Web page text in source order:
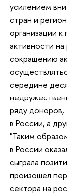
усилением
стран и
организации
активности
сокращению
середине
ряду доноров,
в России, а
"Таким
в России
сыграла
произошел
сектора на